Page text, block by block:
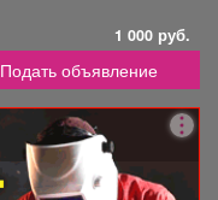
1 000 руб.
Подать объявление